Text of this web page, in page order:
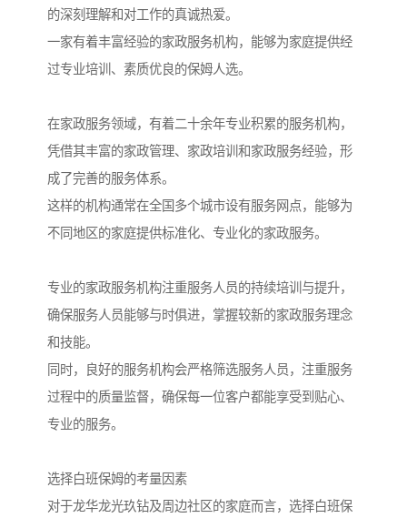
的深刻理解和对工作的真诚热爱。
一家有着丰富经验的家政服务机构，能够为家庭提供经
过专业培训、素质优良的保姆人选。
在家政服务领域，有着二十余年专业积累的服务机构，
凭借其丰富的家政管理、家政培训和家政服务经验，形
成了完善的服务体系。
这样的机构通常在全国多个城市设有服务网点，能够为
不同地区的家庭提供标准化、专业化的家政服务。
专业的家政服务机构注重服务人员的持续培训与提升，
确保服务人员能够与时俱进，掌握较新的家政服务理念
和技能。
同时，良好的服务机构会严格筛选服务人员，注重服务
过程中的质量监督，确保每一位客户都能享受到贴心、
专业的服务。
选择白班保姆的考量因素
对于龙华龙光玖钻及周边社区的家庭而言，选择白班保